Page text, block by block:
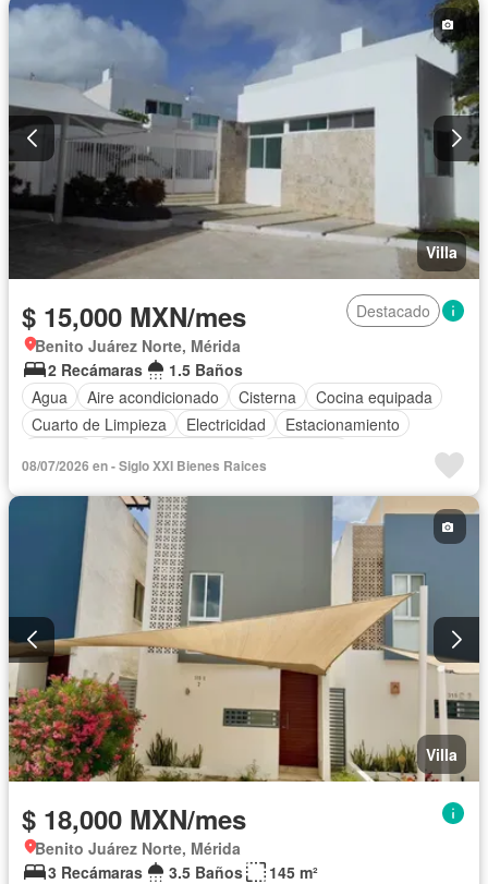
Villa
$ 15,000 MXN/mes
Destacado
Benito Juárez Norte, Mérida
2 Recámaras
1.5 Baños
Agua
Aire acondicionado Cisterna
Cocina equipada
Cuarto de Limpieza
Electricidad
Estacionamiento
Televisión por cable
Wifi Completamente amueblado
08/07/2026 en - Siglo XXI Bienes Raices
Villa
$ 18,000 MXN/mes
Benito Juárez Norte, Mérida
3 Recámaras
3.5 Baños
145 m²